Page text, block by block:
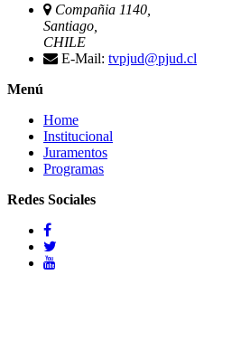
Compañia 1140,
Santiago,
CHILE
E-Mail: tvpjud@pjud.cl
Menú
Home
Institucional
Juramentos
Programas
Redes Sociales